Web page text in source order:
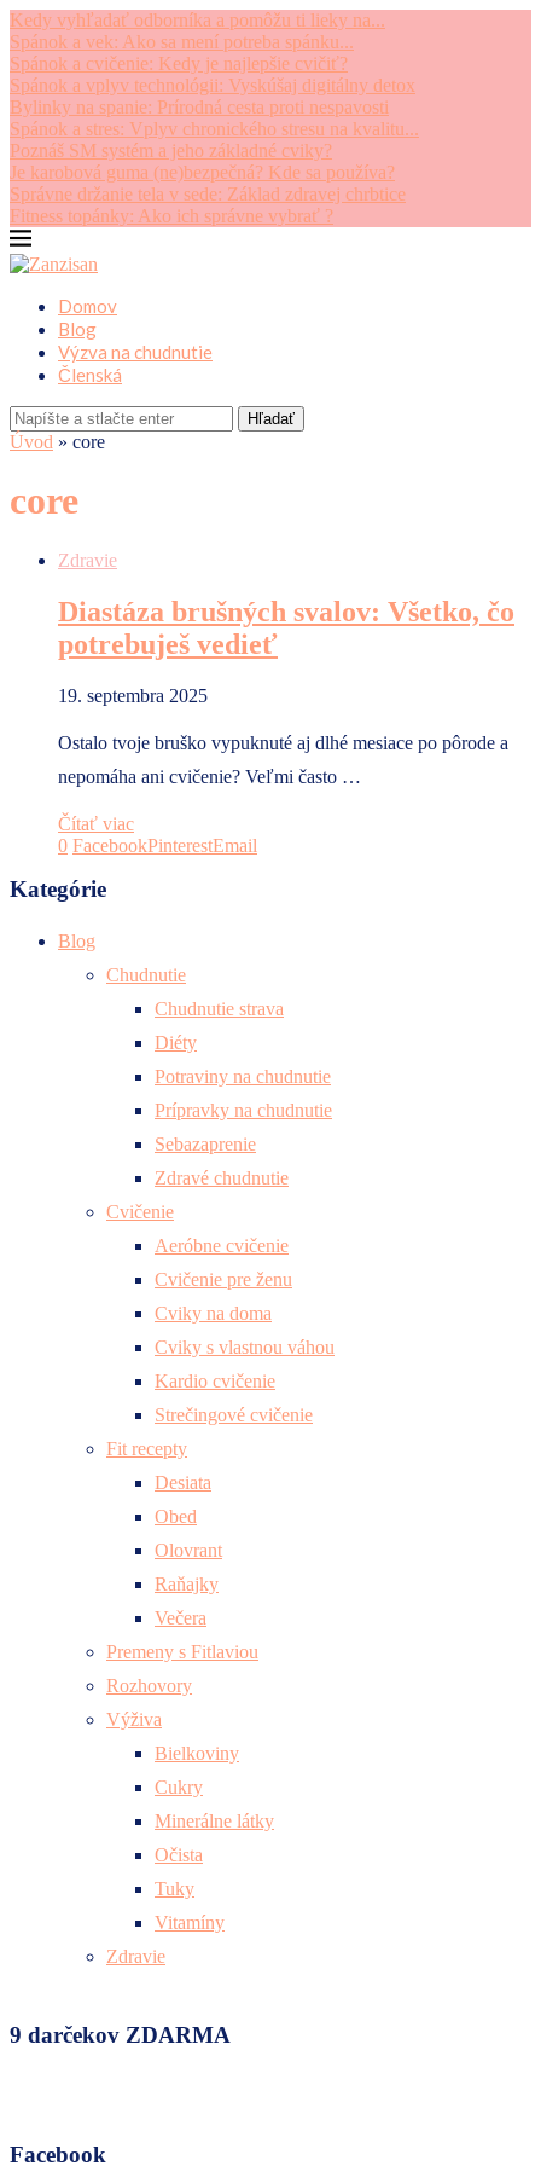
Kedy vyhľadať odborníka a pomôžu ti lieky na...
Spánok a vek: Ako sa mení potreba spánku...
Spánok a cvičenie: Kedy je najlepšie cvičiť?
Spánok a vplyv technológii: Vyskúšaj digitálny detox
Bylinky na spanie: Prírodná cesta proti nespavosti
Spánok a stres: Vplyv chronického stresu na kvalitu...
Poznáš SM systém a jeho základné cviky?
Je karobová guma (ne)bezpečná? Kde sa používa?
Správne držanie tela v sede: Základ zdravej chrbtice
Fitness topánky: Ako ich správne vybrať ?
Domov
Blog
Výzva na chudnutie
Členská
Hľadať
Úvod » core
core
Zdravie
Diastáza brušných svalov: Všetko, čo
potrebuješ vedieť
19. septembra 2025
Ostalo tvoje bruško vypuknuté aj dlhé mesiace po pôrode a
nepomáha ani cvičenie? Veľmi často …
Čítať viac
0 FacebookPinterestEmail
Kategórie
Blog
Chudnutie
Chudnutie strava
Diéty
Potraviny na chudnutie
Prípravky na chudnutie
Sebazaprenie
Zdravé chudnutie
Cvičenie
Aeróbne cvičenie
Cvičenie pre ženu
Cviky na doma
Cviky s vlastnou váhou
Kardio cvičenie
Strečingové cvičenie
Fit recepty
Desiata
Obed
Olovrant
Raňajky
Večera
Premeny s Fitlaviou
Rozhovory
Výživa
Bielkoviny
Cukry
Minerálne látky
Očista
Tuky
Vitamíny
Zdravie
9 darčekov ZDARMA
Facebook